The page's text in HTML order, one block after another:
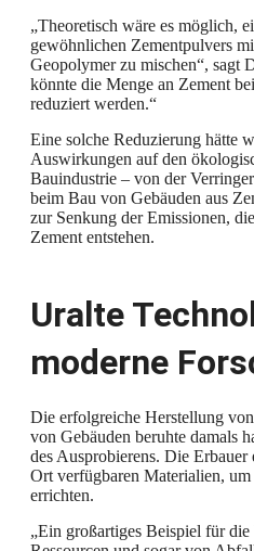
„Theoretisch wäre es möglich,
gewöhnlichen Zementpulvers
Geopolymer zu mischen“, sagt
könnte die Menge an Zement
reduziert werden.“
Eine solche Reduzierung hätte
Auswirkungen auf den
Bauindustrie – von der
beim Bau von Gebäuden aus
zur Senkung der Emissionen,
Zement entstehen.
Uralte
moderne
Die erfolgreiche Herstellung
von Gebäuden beruhte damals
des Ausprobierens. Die
Ort verfügbaren Materialien,
errichten.
„Ein großartiges Beispiel für